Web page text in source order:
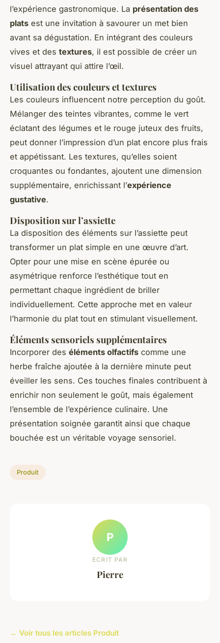
l’expérience gastronomique. La présentation des
plats est une invitation à savourer un met bien
avant sa dégustation. En intégrant des couleurs
vives et des textures, il est possible de créer un
visuel attrayant qui attire l’œil.
Utilisation des couleurs et textures
Les couleurs influencent notre perception du goût.
Mélanger des teintes vibrantes, comme le vert
éclatant des légumes et le rouge juteux des fruits,
peut donner l’impression d’un plat encore plus frais
et appétissant. Les textures, qu’elles soient
croquantes ou fondantes, ajoutent une dimension
supplémentaire, enrichissant l’expérience
gustative.
Disposition sur l’assiette
La disposition des éléments sur l’assiette peut
transformer un plat simple en une œuvre d’art.
Opter pour une mise en scène épurée ou
asymétrique renforce l’esthétique tout en
permettant chaque ingrédient de briller
individuellement. Cette approche met en valeur
l’harmonie du plat tout en stimulant visuellement.
Éléments sensoriels supplémentaires
Incorporer des éléments olfactifs comme une
herbe fraîche ajoutée à la dernière minute peut
éveiller les sens. Ces touches finales contribuent à
enrichir non seulement le goût, mais également
l’ensemble de l’expérience culinaire. Une
présentation soignée garantit ainsi que chaque
bouchée est un véritable voyage sensoriel.
Produit
P
ECRIT PAR
Pierre
← Voir tous les articles Produit